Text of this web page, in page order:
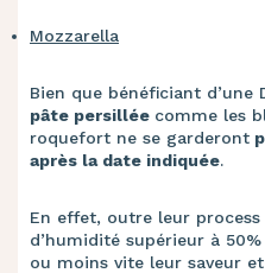
Mozzarella
Bien que bénéficiant d’une
pâte persillée comme les
roquefort ne se garderont
après la date indiquée.
En effet, outre leur
d’humidité supérieur à
ou moins vite leur saveur